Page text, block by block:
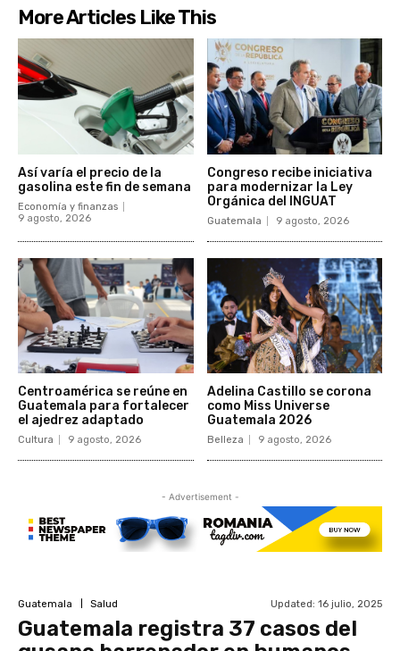
More Articles Like This
Así varía el precio de la
gasolina este fin de semana
Economía y finanzas
9 agosto, 2026
Congreso recibe iniciativa
para modernizar la Ley
Orgánica del INGUAT
Guatemala 9 agosto, 2026
Centroamérica se reúne en
Guatemala para fortalecer
el ajedrez adaptado
Cultura 9 agosto, 2026
Adelina Castillo se corona
como Miss Universe
Guatemala 2026
Belleza 9 agosto, 2026
- Advertisement -